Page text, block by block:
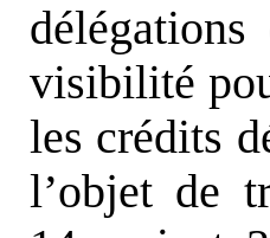
visibilité
les crédits
l’objet de